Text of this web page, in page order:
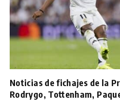
Noticias de fichajes de la
Rodrygo, Tottenham,